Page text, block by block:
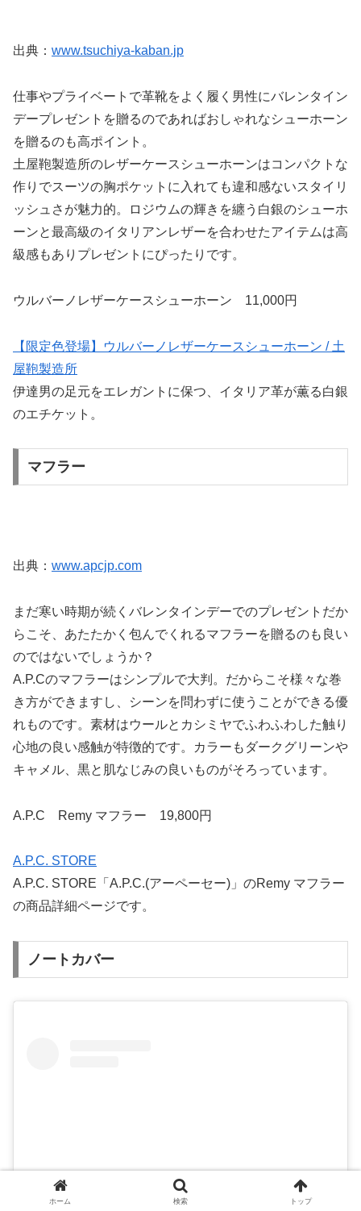
出典： www.tsuchiya-kaban.jp
仕事やプライベートで革靴をよく履く男性にバレンタイン
デープレゼントを贈るのであればおしゃれなシューホーン
を贈るのも高ポイント。
土屋鞄製造所のレザーケースシューホーンはコンパクトな
作りでスーツの胸ポケットに入れても違和感ないスタイリ
ッシュさが魅力的。ロジウムの輝きを纏う白銀のシューホ
ーンと最高級のイタリアンレザーを合わせたアイテムは高
級感もありプレゼントにぴったりです。
ウルバーノレザーケースシューホーン 11,000円
【限定色登場】ウルバーノレザーケースシューホーン / 土
屋鞄製造所
伊達男の足元をエレガントに保つ、イタリア革が薫る白銀
のエチケット。
マフラー
出典： www.apcjp.com
まだ寒い時期が続くバレンタインデーでのプレゼントだか
らこそ、あたたかく包んでくれるマフラーを贈るのも良い
のではないでしょうか？
A.P.Cのマフラーはシンプルで大判。だからこそ様々な巻
き方ができますし、シーンを問わずに使うことができる優
れものです。素材はウールとカシミヤでふわふわした触り
心地の良い感触が特徴的です。カラーもダークグリーンや
キャメル、黒と肌なじみの良いものがそろっています。
A.P.C Remy マフラー 19,800円
A.P.C. STORE
A.P.C. STORE「A.P.C.(アーペーセー)」のRemy マフラー
の商品詳細ページです。
ノートカバー
ホーム 検索 トップ